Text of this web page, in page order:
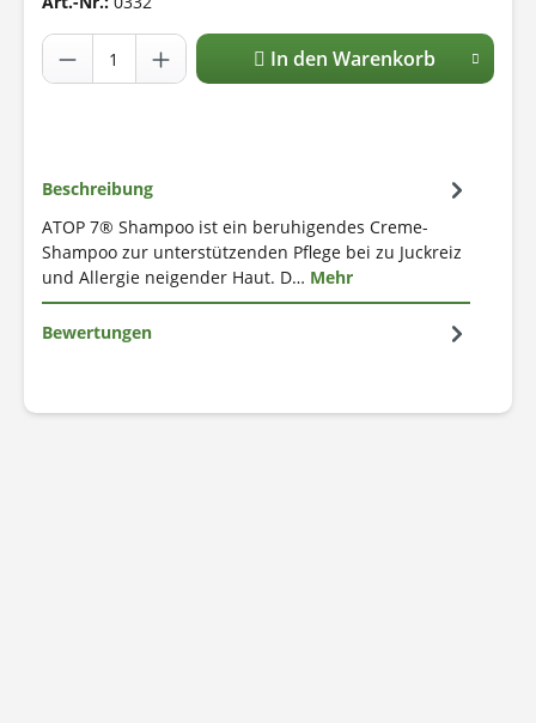
In den Warenkorb
Beschreibung
ATOP 7® Shampoo ist ein beruhigendes Creme-
Shampoo zur unterstützenden Pflege bei zu Juckreiz
und Allergie neigender Haut. D… Mehr
Bewertungen